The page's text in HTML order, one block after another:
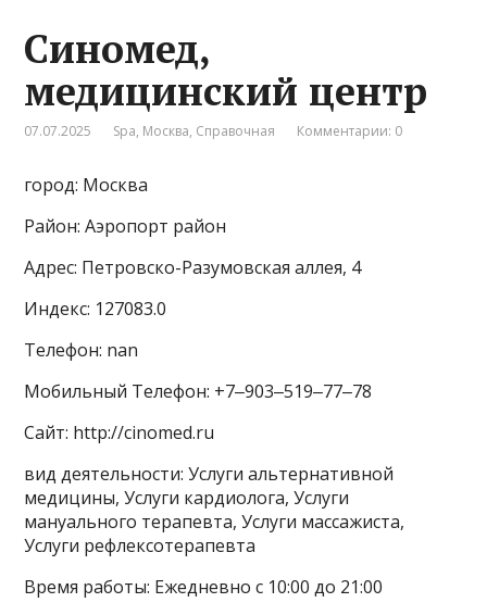
Синомед,
медицинский центр
07.07.2025 Spa, Москва, Справочная Комментарии: 0
город: Москва
Район: Аэропорт район
Адрес: Петровско-Разумовская аллея, 4
Индекс: 127083.0
Телефон: nan
Мобильный Телефон: +7‒903‒519‒77‒78
Сайт: http://cinomed.ru
вид деятельности: Услуги альтернативной
медицины, Услуги кардиолога, Услуги
мануального терапевта, Услуги массажиста,
Услуги рефлексотерапевта
Время работы: Ежедневно с 10:00 до 21:00